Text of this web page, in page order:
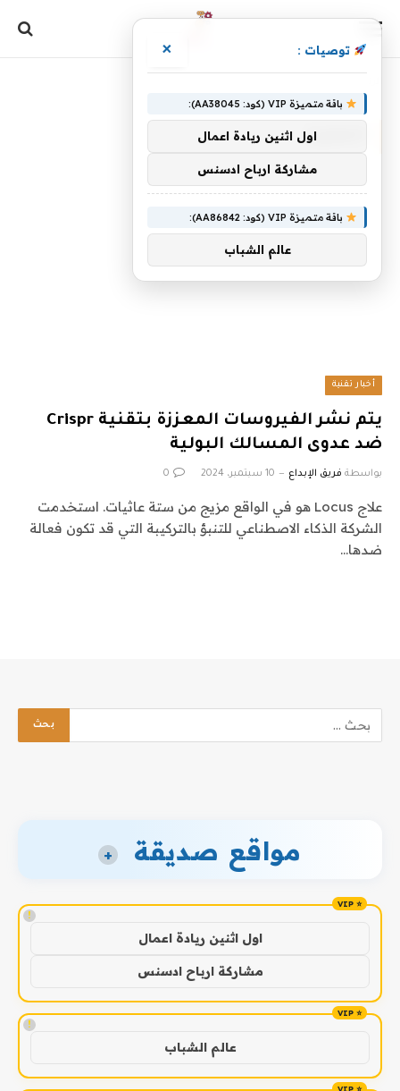
المعززة
أخبار تقنية
يتم نشر الفيروسات المعززة بتقنية Crispr
ضد عدوى المسالك البولية
بواسطة فريق الإبداع 10 سبتمبر، 2024 0
علاج Locus هو في الواقع مزيج من ستة عاثيات. استخدمت
الشركة الذكاء الاصطناعي للتنبؤ بالتركيبة التي قد تكون فعالة
ضدها…
مواقع صديقة +
!
اول اثنين ريادة اعمال
مشاركة ارباح ادسنس
!
عالم الشباب
توصيات : ×
باقة متميزة VIP (كود: AA38045):
اول اثنين ريادة اعمال
مشاركة ارباح ادسنس
باقة متميزة VIP (كود: AA86842):
عالم الشباب